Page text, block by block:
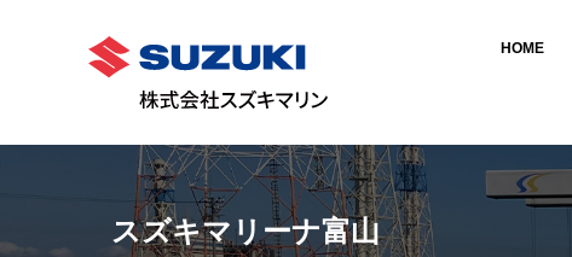
HOME
スズキマリーナ富山